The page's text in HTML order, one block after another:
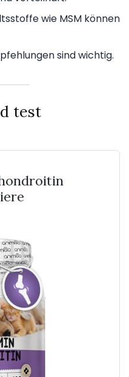
wie MSM können
sind wichtig.
test